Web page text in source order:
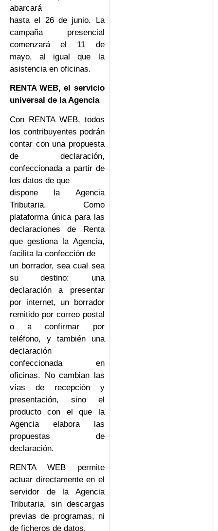
abarcará
hasta el 26 de junio. La
campaña presencial
comenzará el 11 de
mayo, al igual que la
asistencia en oficinas.
RENTA WEB, el servicio
universal de la Agencia
Con RENTA WEB, todos
los contribuyentes podrán
contar con una propuesta
de declaración,
confeccionada a partir de
los datos de que
dispone la Agencia
Tributaria. Como
plataforma única para las
declaraciones de Renta
que gestiona la Agencia,
facilita la confección de
un borrador, sea cual sea
su destino: una
declaración a presentar
por internet, un borrador
remitido por correo postal
o a confirmar por
teléfono, y también una
declaración
confeccionada en
oficinas. No cambian las
vías de recepción y
presentación, sino el
producto con el que la
Agencia elabora las
propuestas de
declaración.
RENTA WEB permite
actuar directamente en el
servidor de la Agencia
Tributaria, sin descargas
previas de programas, ni
de ficheros de datos.